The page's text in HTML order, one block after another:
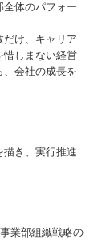
体のパフォー
け、キャリア
惜しまない経営
、会社の成長を
き、実行推進
業部組織戦略の